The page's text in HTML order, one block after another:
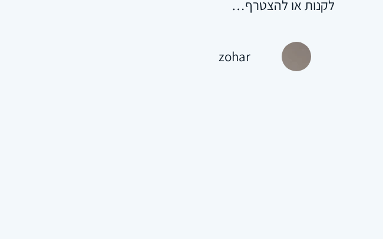
לקנות או להצטרף…
zohar